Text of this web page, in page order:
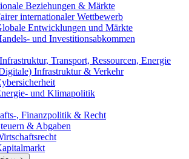
Beziehungen & Märkte
internationaler Wettbewerb
Entwicklungen und Märkte
und Investitionsabkommen
Transport, Ressourcen, Energie
Infrastruktur & Verkehr
und Klimapolitik
, Finanzpolitik & Recht
& Abgaben